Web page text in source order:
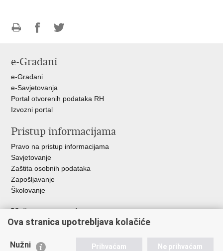
FacebookuTwitteru
e-Građani
e-Građani
e-Savjetovanja
Portal otvorenih podataka RH
Izvozni portal
Pristup informacijama
Pravo na pristup informacijama
Savjetovanje
Zaštita osobnih podataka
Zapošljavanje
Školovanje
Važne poveznice
Ministarstvo unutarnjih poslova
Udruge
Ova stranica upotrebljava kolačiće
Nužni Prihvaćam Ne prihvaćam